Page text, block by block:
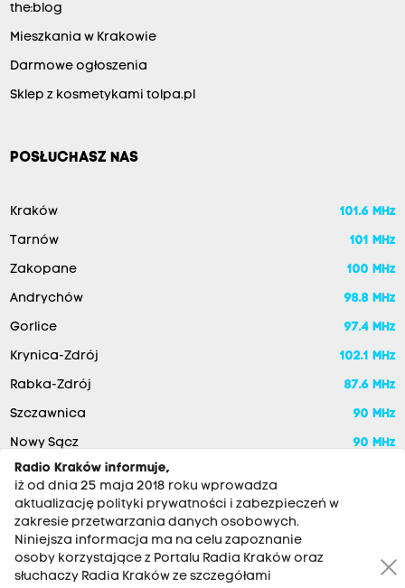
the:blog
Mieszkania w Krakowie
Darmowe ogłoszenia
Sklep z kosmetykami tolpa.pl
POSŁUCHASZ NAS
Kraków 101.6 MHz
Tarnów 101 MHz
Zakopane 100 MHz
Andrychów 98.8 MHz
Gorlice 97.4 MHz
Krynica-Zdrój 102.1 MHz
Rabka-Zdrój 87.6 MHz
Szczawnica 90 MHz
Nowy Sącz
90 MHz
Radio Kraków informuje,
iż od dnia 25 maja 2018 roku wprowadza
aktualizację polityki prywatności i zabezpieczeń w
zakresie przetwarzania danych osobowych.
Niniejsza informacja ma na celu zapoznanie
osoby korzystające z Portalu Radia Kraków oraz
słuchaczy Radia Kraków ze szczegółami